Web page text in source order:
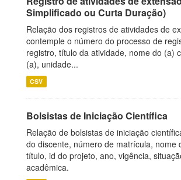
Simplificado ou Curta Duração)
Relação dos registros de atividades de
contemple o número do processo de
registro, título da atividade, nome do (a)
(a), unidade...
CSV
Bolsistas de Iniciação Científica
Relação de bolsistas de iniciação
do discente, número de matrícula, nome
título, id do projeto, ano, vigência,
acadêmica.